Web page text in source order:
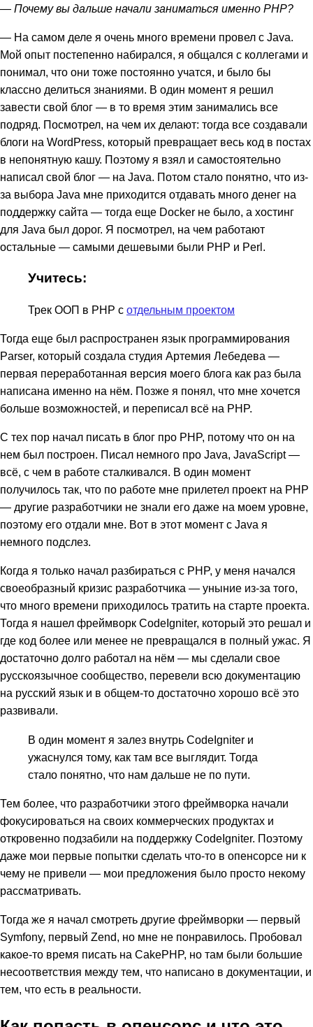
— Почему вы дальше начали заниматься именно PHP?
— На самом деле я очень много времени провел c Java.
Мой опыт постепенно набирался, я общался с коллегами и
понимал, что они тоже постоянно учатся, и было бы
классно делиться знаниями. В один момент я решил
завести свой блог — в то время этим занимались все
подряд. Посмотрел, на чем их делают: тогда все создавали
блоги на WordPress, который превращает весь код в постах
в непонятную кашу. Поэтому я взял и самостоятельно
написал свой блог — на Java. Потом стало понятно, что из-
за выбора Java мне приходится отдавать много денег на
поддержку сайта — тогда еще Docker не было, а хостинг
для Java был дорог. Я посмотрел, на чем работают
остальные — самыми дешевыми были PHP и Perl.
Учитесь:
Трек ООП в PHP с отдельным проектом
Тогда еще был распространен язык программирования
Parser, который создала студия Артемия Лебедева —
первая переработанная версия моего блога как раз была
написана именно на нём. Позже я понял, что мне хочется
больше возможностей, и переписал всё на PHP.
С тех пор начал писать в блог про PHP, потому что он на
нем был построен. Писал немного про Java, JavaScript —
всё, с чем в работе сталкивался. В один момент
получилось так, что по работе мне прилетел проект на PHP
— другие разработчики не знали его даже на моем уровне,
поэтому его отдали мне. Вот в этот момент с Java я
немного подслез.
Когда я только начал разбираться с PHP, у меня начался
своеобразный кризис разработчика — уныние из-за того,
что много времени приходилось тратить на старте проекта.
Тогда я нашел фреймворк CodeIgniter, который это решал и
где код более или менее не превращался в полный ужас. Я
достаточно долго работал на нём — мы сделали свое
русскоязычное сообщество, перевели всю документацию
на русский язык и в общем-то достаточно хорошо всё это
развивали.
В один момент я залез внутрь CodeIgniter и
ужаснулся тому, как там все выглядит. Тогда
стало понятно, что нам дальше не по пути.
Тем более, что разработчики этого фреймворка начали
фокусироваться на своих коммерческих продуктах и
откровенно подзабили на поддержку CodeIgniter. Поэтому
даже мои первые попытки сделать что-то в опенсорсе ни к
чему не привели — мои предложения было просто некому
рассматривать.
Тогда же я начал смотреть другие фреймворки — первый
Symfony, первый Zend, но мне не понравилось. Пробовал
какое-то время писать на CakePHP, но там были большие
несоответствия между тем, что написано в документации, и
тем, что есть в реальности.